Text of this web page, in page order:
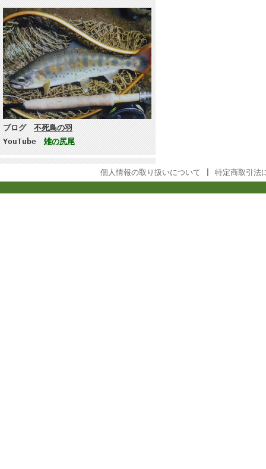
ブログ
不死鳥の羽
YouTube 雉の尻尾
個人情報の取り扱いについて 特定商取引法